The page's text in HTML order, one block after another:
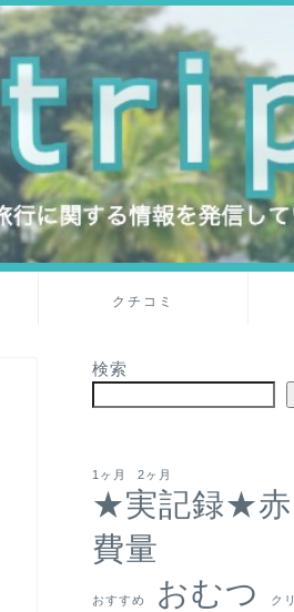
クチコミ
検索
1ヶ月 2ヶ月
★実記録★赤
費量
おすすめ おむつ ク